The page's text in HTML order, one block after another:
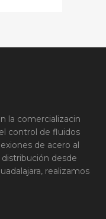
la comercializacin
control de fluidos
de acero al
desde
realizamos